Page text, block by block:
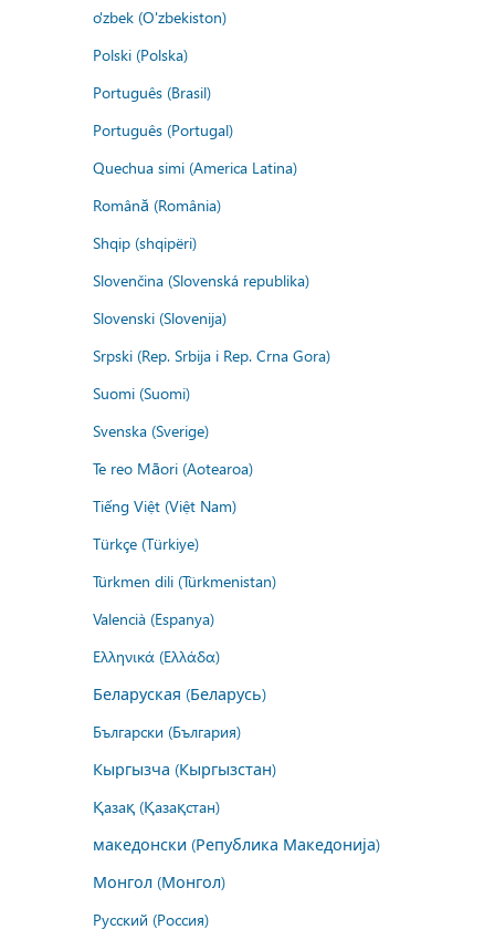
o'zbek (O'zbekiston)
Polski (Polska)
Português (Brasil)
Português (Portugal)
Quechua simi (America Latina)
Română (România)
Shqip (shqipëri)
Slovenčina (Slovenská republika)
Slovenski (Slovenija)
Srpski (Rep. Srbija i Rep. Crna Gora)
Suomi (Suomi)
Svenska (Sverige)
Te reo Māori (Aotearoa)
Tiếng Việt (Việt Nam)
Türkçe (Türkiye)
Türkmen dili (Türkmenistan)
Valencià (Espanya)
Ελληνικά (Ελλάδα)
Беларуская (Беларусь)
Български (България)
Кыргызча (Кыргызстан)
Қазақ (Қазақстан)
македонски (Република Македонија)
Монгол (Монгол)
Русский (Россия)